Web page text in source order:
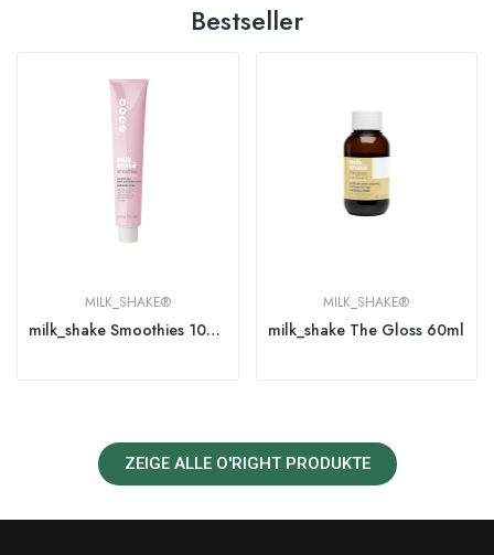
Bestseller
MILK_SHAKE®
milk_shake Smoothies 100ml
MILK_SHAKE®
milk_shake The Gloss 60ml
ZEIGE ALLE O'RIGHT PRODUKTE